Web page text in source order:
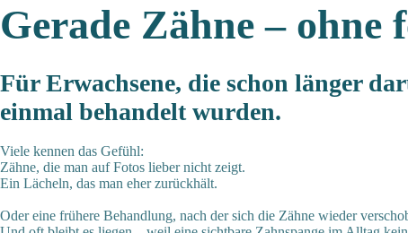
Gerade Zähne – ohne
Für Erwachsene, die schon länger
einmal behandelt wurden.
Viele kennen das Gefühl:
Zähne, die man auf Fotos lieber nicht zeigt.
Ein Lächeln, das man eher zurückhält.
Oder eine frühere Behandlung, nach der sich die Zähne wieder